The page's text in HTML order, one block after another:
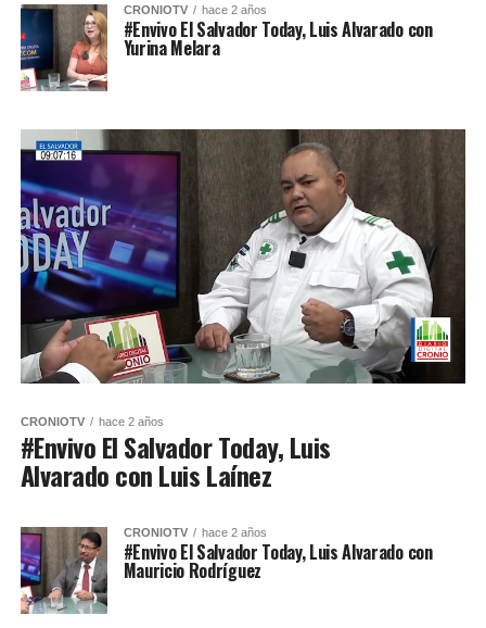
CRONIOTV hace 2 años
#Envivo El Salvador Today, Luis Alvarado con
Yurina Melara
CRONIOTV hace 2 años
#Envivo El Salvador Today, Luis
Alvarado con Luis Laínez
CRONIOTV hace 2 años
#Envivo El Salvador Today, Luis Alvarado con
Mauricio Rodríguez